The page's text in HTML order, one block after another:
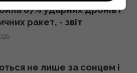
87% ударних дронів і
ракет, - звіт
не лише за сонцем і